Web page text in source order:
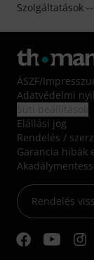
Szolgáltatások
ÁSZF/
Adatvédelmi
Elállási jog
Rendelés /
Garancia hibák
Rendelés